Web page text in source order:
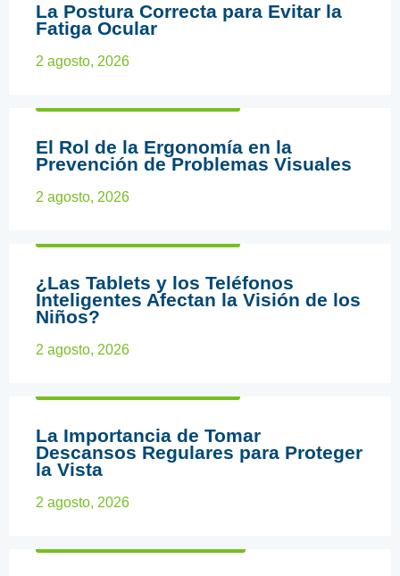
La Postura Correcta para Evitar la
Fatiga Ocular
2 agosto, 2026
El Rol de la Ergonomía en la
Prevención de Problemas Visuales
2 agosto, 2026
¿Las Tablets y los Teléfonos
Inteligentes Afectan la Visión de los
Niños?
2 agosto, 2026
La Importancia de Tomar
Descansos Regulares para Proteger
la Vista
2 agosto, 2026